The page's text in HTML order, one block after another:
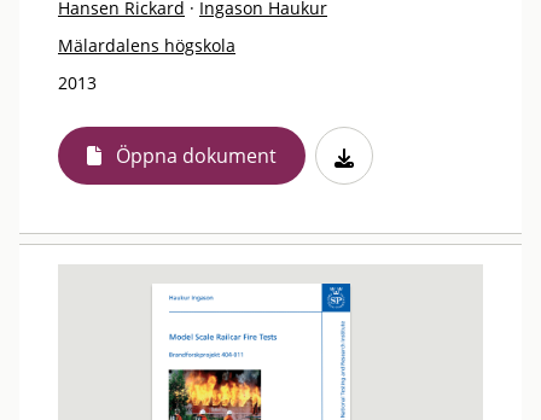
Hansen Rickard · Ingason Haukur
Mälardalens högskola
2013
Öppna dokument